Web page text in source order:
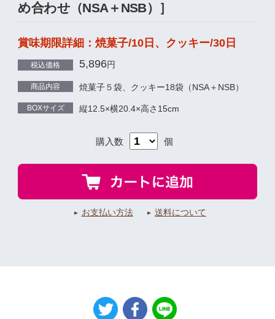
め合わせ（NSA＋NSB）］
賞味期限詳細：焼菓子/10日、クッキー/30日
税込価格 5,896円
商品内容 焼菓子５袋、クッキー18袋（NSA＋NSB）
BOXサイズ 縦12.5×横20.4×高さ15cm
購入数 個
お支払い方法 送料について